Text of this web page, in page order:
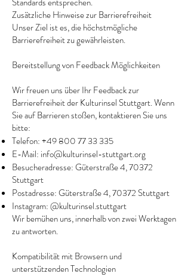
Zusätzliche Hinweise zur Barrierefreiheit
Unser Ziel ist es, die höchstmögliche
Barrierefreiheit zu gewährleisten.
Bereitstellung von Feedback Möglichkeiten
Wir freuen uns über Ihr Feedback zur
Barrierefreiheit der Kulturinsel Stuttgart. Wenn
Sie auf Barrieren stoßen, kontaktieren Sie uns
bitte:
Telefon:+49 800 77 33 335
E-Mail: info@kulturinsel-stuttgart.org
Besucheradresse: Güterstraße 4, 70372
Stuttgart
Postadresse: Güterstraße 4, 70372 Stuttgart
Instagram: @kulturinsel.stuttgart
Wir bemühen uns, innerhalb von zwei Werktagen
zu antworten.
Kompatibilität mit Browsern und
unterstützenden Technologien